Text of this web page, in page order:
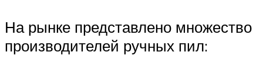
На рынке представлено множество
производителей ручных пил: